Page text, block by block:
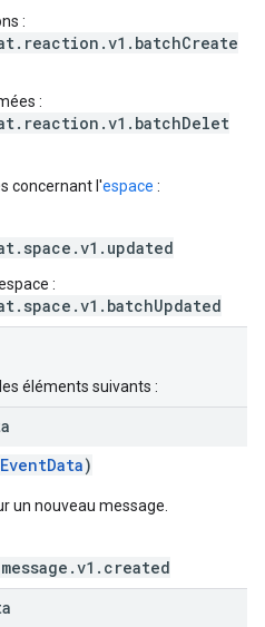
:
:
concernant l'espace :
:
éléments suivants :
)
un nouveau message.